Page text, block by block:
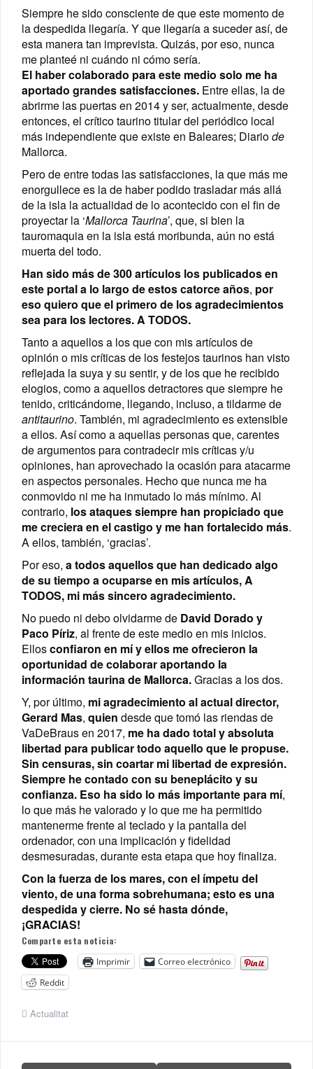
Siempre he sido consciente de que este momento de
la despedida llegaría. Y que llegaría a suceder así, de
esta manera tan imprevista. Quizás, por eso, nunca
me planteé ni cuándo ni cómo sería.
El haber colaborado para este medio solo me ha
aportado grandes satisfacciones. Entre ellas, la de
abrirme las puertas en 2014 y ser, actualmente, desde
entonces, el crítico taurino titular del periódico local
más independiente que existe en Baleares; Diariode
Mallorca.
Pero de entre todas las satisfacciones, la que más me
enorgullece es la de haber podido trasladar más allá
de la isla la actualidad de lo acontecido con el fin de
proyectar la ‘Mallorca Taurina’, que, si bien la
tauromaquia en la isla está moribunda, aún no está
muerta del todo.
Han sido más de 300 artículos los publicados en
este portal a lo largo de estos catorce años, por
eso quiero que el primero de los agradecimientos
sea para los lectores. A TODOS.
Tanto a aquellos a los que con mis artículos de
opinión o mis críticas de los festejos taurinos han visto
reflejada la suya y su sentir, y de los que he recibido
elogios, como a aquellos detractores que siempre he
tenido, criticándome, llegando, incluso, a tildarme de
antitaurino. También, mi agradecimiento es extensible
a ellos. Así como a aquellas personas que, carentes
de argumentos para contradecir mis críticas y/u
opiniones, han aprovechado la ocasión para atacarme
en aspectos personales. Hecho que nunca me ha
conmovido ni me ha inmutado lo más mínimo. Al
contrario, los ataques siempre han propiciado que
me creciera en el castigo y me han fortalecido más.
A ellos, también, ‘gracias’.
Por eso, a todos aquellos que han dedicado algo
de su tiempo a ocuparse en mis artículos, A
TODOS, mi más sincero agradecimiento.
No puedo ni debo olvidarme de David Dorado y
Paco Píriz, al frente de este medio en mis inicios.
Ellosconfiaron en mí y ellos me ofrecieron la
oportunidad de colaborar aportando la
información taurina de Mallorca.Gracias a los dos.
Y, por último, mi agradecimiento al actual director,
Gerard Mas, quien desde que tomó las riendas de
VaDeBraus en 2017, me ha dado total y absoluta
libertad para publicar todo aquello que le propuse.
Sin censuras, sin coartar mi libertad de expresión.
Siempre he contado con su beneplácito y su
confianza. Eso ha sido lo más importante para mí,
lo que más he valorado y lo que me ha permitido
mantenerme frente al teclado y la pantalla del
ordenador, con una implicación y fidelidad
desmesuradas, durante esta etapa que hoy finaliza.
Con la fuerza de los mares, con el ímpetu del
viento, de una forma sobrehumana; esto es una
despedida y cierre. No sé hasta dónde,
¡GRACIAS!
Comparte esta noticia:
Imprimir
Correo electrónico
Reddit
Actualitat